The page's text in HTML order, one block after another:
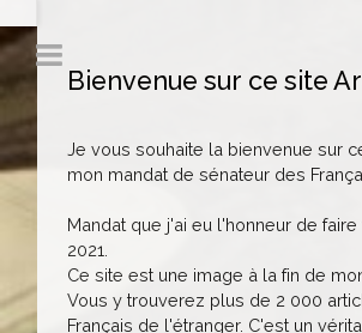
Bienvenue sur ce site
Je vous souhaite la bienvenue sur
mon mandat de sénateur des
Mandat que j'ai eu l'honneur de
2021.
Ce site est une image à la fin de
Vous y trouverez plus de 2 000
Français de l'étranger. C'est un